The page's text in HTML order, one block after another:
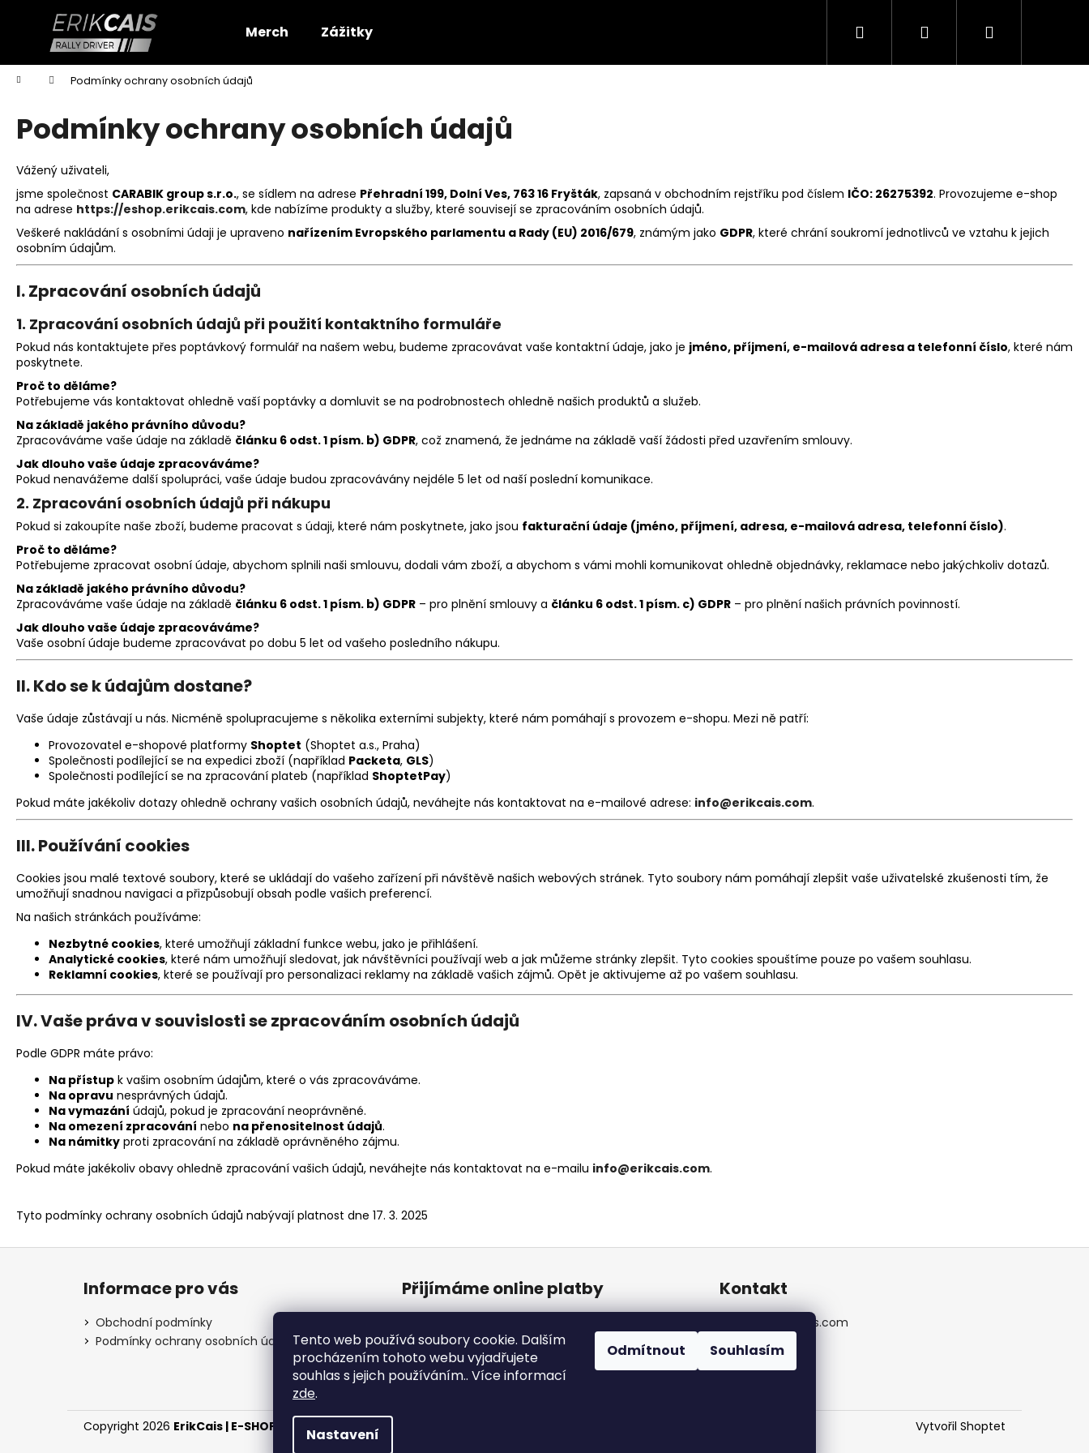
Tento web používá soubory cookie. Dalším
procházením tohoto webu vyjadřujete
souhlas s jejich používáním.. Více informací
zde.
Nastavení
Odmítnout Souhlasím
Merch Zážitky Hledat PřihlášeníNákupní
Domů Podmínky ochrany osobních údajů
Podmínky ochrany osobních údajů
Vážený uživateli,
jsme společnost CARABIK group s.r.o., se sídlem na adrese Přehradní 199, Dolní Ves, 763 16 Fryšták, zapsaná v obchodním rejstříku pod číslem IČO: 26275392. Provozujeme e-shop
na adrese https://eshop.erikcais.com, kde nabízíme produkty a služby, které souvisejí se zpracováním osobních údajů.
Veškeré nakládání s osobními údaji je upraveno nařízením Evropského parlamentu a Rady (EU) 2016/679, známým jako GDPR, které chrání soukromí jednotlivců ve vztahu k jejich
osobním údajům.
I.Zpracování osobních údajů
1. Zpracování osobních údajů při použití kontaktního formuláře
Pokud nás kontaktujete přes poptávkový formulář na našem webu, budeme zpracovávat vaše kontaktní údaje, jako je jméno, příjmení, e-mailová adresa a telefonní číslo, které nám
poskytnete.
Proč to děláme?
Potřebujeme vás kontaktovat ohledně vaší poptávky a domluvit se na podrobnostech ohledně našich produktů a služeb.
Na základě jakého právního důvodu?
Zpracováváme vaše údaje na základě článku 6 odst. 1 písm. b) GDPR, což znamená, že jednáme na základě vaší žádosti před uzavřením smlouvy.
Jak dlouho vaše údaje zpracováváme?
Pokud nenavážeme další spolupráci, vaše údaje budou zpracovávány nejdéle 5 let od naší poslední komunikace.
2. Zpracování osobních údajů při nákupu
Pokud si zakoupíte naše zboží, budeme pracovat s údaji, které nám poskytnete, jako jsou fakturační údaje (jméno, příjmení, adresa, e-mailová adresa, telefonní číslo).
Proč to děláme?
Potřebujeme zpracovat osobní údaje, abychom splnili naši smlouvu, dodali vám zboží, a abychom s vámi mohli komunikovat ohledně objednávky, reklamace nebo jakýchkoliv dotazů.
Na základě jakého právního důvodu?
Zpracováváme vaše údaje na základě článku 6 odst. 1 písm. b) GDPR – pro plnění smlouvy a článku 6 odst. 1 písm. c) GDPR – pro plnění našich právních povinností.
Jak dlouho vaše údaje zpracováváme?
Vaše osobní údaje budeme zpracovávat po dobu 5 let od vašeho posledního nákupu.
II.Kdo se k údajům dostane?
Vaše údaje zůstávají u nás. Nicméně spolupracujeme s několika externími subjekty, které nám pomáhají s provozem e-shopu. Mezi ně patří:
Provozovatel e-shopové platformy Shoptet (Shoptet a.s., Praha)
Společnosti podílející se na expedici zboží (například Packeta, GLS)
Společnosti podílející se na zpracování plateb (například ShoptetPay)
Pokud máte jakékoliv dotazy ohledně ochrany vašich osobních údajů, neváhejte nás kontaktovat na e-mailové adrese: info@erikcais.com.
III.Používání cookies
Cookies jsou malé textové soubory, které se ukládají do vašeho zařízení při návštěvě našich webových stránek. Tyto soubory nám pomáhají zlepšit vaše uživatelské zkušenosti tím, že
umožňují snadnou navigaci a přizpůsobují obsah podle vašich preferencí.
Na našich stránkách používáme:
Nezbytné cookies, které umožňují základní funkce webu, jako je přihlášení.
Analytické cookies, které nám umožňují sledovat, jak návštěvníci používají web a jak můžeme stránky zlepšit. Tyto cookies spouštíme pouze po vašem souhlasu.
Reklamní cookies, které se používají pro personalizaci reklamy na základě vašich zájmů. Opět je aktivujeme až po vašem souhlasu.
IV.Vaše práva v souvislosti se zpracováním osobních údajů
Podle GDPR máte právo:
Na přístup k vašim osobním údajům, které o vás zpracováváme.
Na opravu nesprávných údajů.
Na vymazání údajů, pokud je zpracování neoprávněné.
Na omezení zpracování nebo na přenositelnost údajů.
Na námitky proti zpracování na základě oprávněného zájmu.
Pokud máte jakékoliv obavy ohledně zpracování vašich údajů, neváhejte nás kontaktovat na e-mailu info@erikcais.com.
Tyto podmínky ochrany osobních údajů nabývají platnost dne 17. 3. 2025
í
Zpět
do
obchodu
Zpět
do
obchodu
Doporučujeme
Z
Informace pro vás
Obchodní podmínky
Podmínky ochrany osobních údajů
Přijímáme online platby Kontakt
erikcais.com
erikcaisrally
Vytvořil Shoptet
Copyright 2026 ErikCais | E-SHOP . Všechna práva vyhrazena.